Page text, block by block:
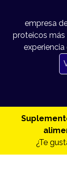
empresa
proteicos más
experiencia
¿Te